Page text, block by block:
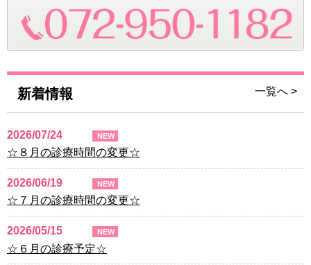
新着情報 一覧へ >
2026/07/24 NEW
☆８月の診療時間の変更☆
2026/06/19 NEW
☆７月の診療時間の変更☆
2026/05/15 NEW
☆６月の診療予定☆